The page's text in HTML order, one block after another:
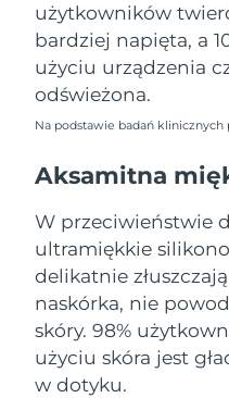
użytkowników
bardziej napięta, a
użyciu urządzenia
odświeżona.
Na podstawie badań
Aksamitna
W przeciwieństwie
ultramiękkie
delikatnie
naskórka, nie
skóry. 98%
użyciu skóra jest
w dotyku.
Arabia Saudyjska
Singapur
Słowacja
Słowenia
Republika
Południowej Afryki
Korea Południowa